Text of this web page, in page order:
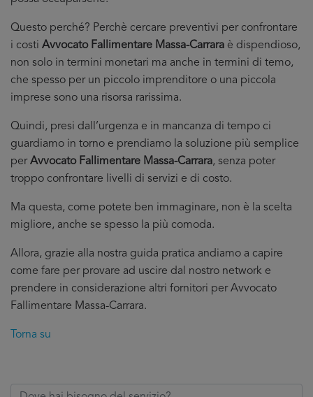
Questo perché? Perchè cercare preventivi per confrontare
i costi Avvocato Fallimentare Massa-Carrara è dispendioso,
non solo in termini monetari ma anche in termini di temo,
che spesso per un piccolo imprenditore o una piccola
imprese sono una risorsa rarissima.
Quindi, presi dall’urgenza e in mancanza di tempo ci
guardiamo in torno e prendiamo la soluzione più semplice
perAvvocato Fallimentare Massa-Carrara, senza poter
troppo confrontare livelli di servizi e di costo.
Ma questa, come potete ben immaginare, non è la scelta
migliore, anche se spesso la più comoda.
Allora, grazie alla nostra guida pratica andiamo a capire
come fare per provare ad uscire dal nostro network e
prendere in considerazione altri fornitori per Avvocato
Fallimentare Massa-Carrara.
Torna su